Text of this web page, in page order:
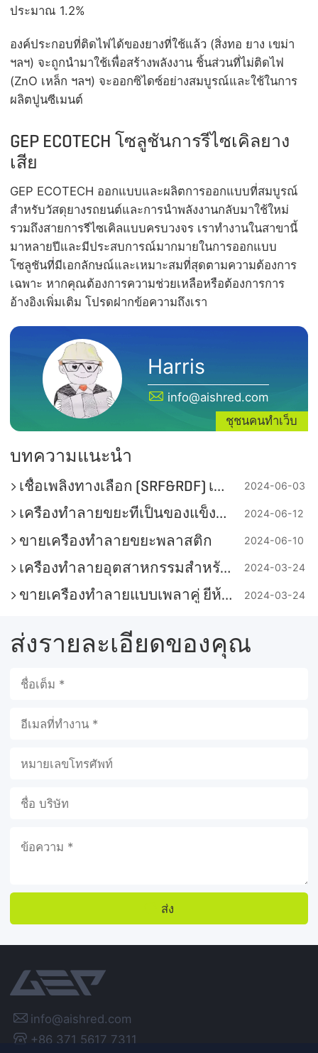
ประมาณ 1.2%
องค์ประกอบที่ติดไฟได้ของยางที่ใช้แล้ว (สิ่งทอ ยาง เขม่า
ฯลฯ) จะถูกนำมาใช้เพื่อสร้างพลังงาน ชิ้นส่วนที่ไม่ติดไฟ
(ZnO เหล็ก ฯลฯ) จะออกซิไดซ์อย่างสมบูรณ์และใช้ในการ
ผลิตปูนซีเมนต์
GEP ECOTECH โซลูชันการรีไซเคิลยาง
เสีย
GEP ECOTECH ออกแบบและผลิตการออกแบบที่สมบูรณ์
สำหรับวัสดุยางรถยนต์และการนำพลังงานกลับมาใช้ใหม่
รวมถึงสายการรีไซเคิลแบบครบวงจร เราทำงานในสาขานี้
มาหลายปีและมีประสบการณ์มากมายในการออกแบบ
โซลูชันที่มีเอกลักษณ์และเหมาะสมที่สุดตามความต้องการ
เฉพาะ หากคุณต้องการความช่วยเหลือหรือต้องการการ
อ้างอิงเพิ่มเติม โปรดฝากข้อความถึงเรา
Harris
info@aishred.com
ชุชนคนทำเว็บ
บทความแนะนำ
เชื้อเพลิงทางเลือก (SRF&RDF) เพื่อการลดพลังงานและคาร์บอนในอุตสาหกรรมปูนซีเมนต์ 2024-06-03
เครื่องทำลายขยะที่เป็นของแข็งและขนาดใหญ่ 2024-06-12
ขายเครื่องทำลายขยะพลาสติก 2024-06-10
เครื่องทำลายอุตสาหกรรมสำหรับอุตสาหกรรมปูนซีเมนต์ 2024-03-24
ขายเครื่องทำลายแบบเพลาคู่ ยี่ห้อ AIShred! 2024-03-24
ส่งรายละเอียดของคุณ
ส่ง

info@aishred.com
+86 371 5617 7311